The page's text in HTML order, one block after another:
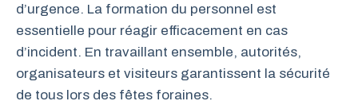
d’urgence. La formation du personnel est
essentielle pour réagir efficacement en cas
d’incident. En travaillant ensemble, autorités,
organisateurs et visiteurs garantissent la sécurité
de tous lors des fêtes foraines.